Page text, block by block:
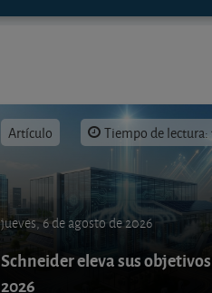
Artículo Tiempo de lectura:
jueves, 6 de agosto de 2026
Schneider eleva sus
2026